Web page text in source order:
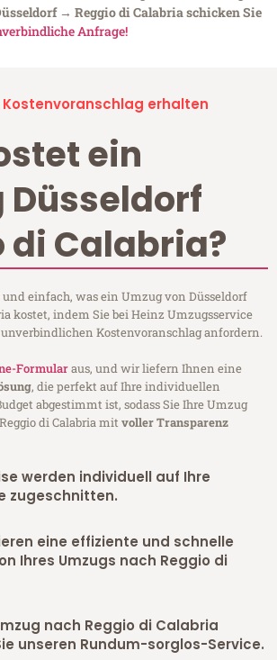
→ Reggio di Calabria schicken Sie
Anfrage!
erhalten
ein
Düsseldorf
di Calabria?
einfach, was ein Umzug von Düsseldorf
kostet, indem Sie bei Heinz Umzugsservice
Kostenvoranschlag anfordern.
Formularaus, und wir liefern Ihnen eine
, die perfekt auf Ihre individuellen
abgestimmt ist, sodass Sie Ihre Umzug
di Calabria mitvoller Transparenz
werden individuell auf Ihre
zugeschnitten.
eine effiziente und schnelle
Ihres Umzugs nach Reggio di
nach Reggio di Calabria
unseren Rundum-sorglos-Service.